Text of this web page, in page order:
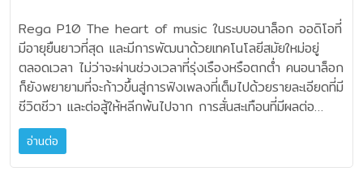
การฟังเลยครับ แต่ Entreq Silver Minimus Tungsten
ไม่ได้ให้ผลความเปลี่ยนแปลงเสียงในทันทีทันใดที่คุณเสียบต่อใช้
งาน แบบเสียบปุ๊บ ผลมาปั๊บแบบนั้นนะครับ คือแม้จะเริ่ม
ฟังออกในช่วง 4-5 เพลงแรก ว่ามันเริ่มมีกลิ่นอาย ความ
สวยงามของชิ้นดนตรี ก็ควรปล่อยให้ช่วงเวลาเบิร์น อย่างใจเย็น
ผ่านไปอย่างน้อย 20 ถึง 30 ชั่วโมง เป็นอย่างต่ำ ที่คุณจะ
ประเมินคุณภาพของการตัด Noise จากระบบกราวด์ อย่างเป็น
รูปธรรม สำหรับผมฟังไปสักช่วง 20 นาที รู้สึกได้เลยว่า
ยิ่งกว่าเคย คุณจะรู้สึกเสมือนชุบชีวิตเครื่องเสียงให้มีชีวิตชีวา
มากกว่าทุกครั้ง และจะประทับใจไม่รู้ลืมจริงๆ ครับ
FURUTECH FLOW-28 NCF รุ่นใหม่ล่าสุดจากทาง
FURUTECH ราคา 42,000.- บาท สนใจสอบถามรายละเอียด
เพิ่มเติมได้ที่ Clef Audio Co., Ltd. Tel: 0-2932-5981
ความสง่างามในชุดเสียงของตนครับ ผมชอบหลักการ
ออกแบบของ Audio Bastion ก็คือ แม้แต่ละชิ้นส่วนซึ่งต้องถูก
นำมาประกอบเข้าด้วยกัน แต่เมื่อประกอบแล้วสามารถยึดโยงเป็น
เนื้อเดียวกันอย่างนิ่งสนิท ไร้การสั่นสะเทือน อันนี้ต้องถือว่าเป็น
สิ่งที่น่าประทับใจมาก MR-1 จะเป็นรุ่นเริ่มต้นด้วยชั้นวางชั้น
เดียว ขนาด 675x545x186 มิลลิเมตร ในขณะที่ชั้นวาง MR-2
แบบสองชั้นทรงสูง จะมีขนาด 675x545x535 มิลลิเมตร ทั้ง
ชุดจะมีตัวรองสไปก์ มาพร้อม ส่วนเพลทหินผลึกควอท
ต้องการนี้ทำให้ระบบปรับปรุงคุณภาพเสียงได้อย่างมีประสิทธิภาพ
และลดการสั่นสะเทือนจากคลื่นแม่เหล็กไฟฟ้าได้อย่างมาก ส่งผล
ให้เสียงที่ได้มีความชัดเจนและเสถียรมากขึ้น มีกลไกการยึด
สายแบบพิเศษเพื่อให้มีหน้าสัมผัสที่แน่นหนาและส่งกำลังได้อย่าง
บริสุทธิ์และเสถียร รวมถึงโครงสร้างของสายที่เป็นเอกลักษณ์
ปลอก PVC ปลอดตะกั่วที่ยืดหยุ่นเป็นพิเศษ 3 ชั้นที่เป็นไป
ตามมาตรฐาน RoHS ***ช่วยแยกการสั่นสะเทือนได้ดีขึ้น
เชิงเดี่ยว Monocrystalline ขนาดเล็กเป็นพิเศษ ผ่านขั้นตอน
การเจียรไน เป็นรูปทรง Fine Line จะมีรูปแบบที่มีพื้นที่สัมผัสแคบ
ที่สุด โดยมีรัศมีเพียง 3µm (ไมครอน) เมื่อมองจากด้านบน และ
30µm ในแนวตั้งเมื่อมองจากด้านหน้า ปลายเข็ม
เพชรโพลีคริสตัลไลน์คุณภาพสูง ที่สร้างขึ้นนี้จะถูกยึดติดกับก้าน
อลูมินั่มกลม คุณสมบัติใหม่นี้ช่วยให้สามารถรับสัญญาณการ
เปลี่ยนแปลงขนาดเล็กสุดในไวนิลได้อย่างแม่นยำในทันที อีกทั้ง
การยึดเกาะร่องจะเหนือกว่าหัวเข็มทั่วๆ ไป เนื่องจาก
พื้นที่สัมผัสเล็กจิ๋วของปลายเข็มเพชร จะส่งผลให้สามารถดึงราย
Rega P10 The heart of music ในระบบอนาล็อก ออดิโอที่
มีอายุยืนยาวที่สุด และมีการพัฒนาด้วยเทคโนโลยีสมัยใหม่อยู่
ตลอดเวลา ไม่ว่าจะผ่านช่วงเวลาที่รุ่งเรืองหรือตกต่ำ คนอนาล็อก
ก็ยังพยายามที่จะก้าวขึ้นสู่การฟังเพลงที่เต็มไปด้วยรายละเอียดที่มี
ชีวิตชีวา และต่อสู้ให้หลีกพ้นไปจาก การสั่นสะเทือนที่มีผลต่อ
คุณภาพเสียง Roy Gandy ยังคงเชื่อว่า โครงสร้างที่แกร่ง
แข็งแรง และอยู่ในรูปทรงที่กะทัดรัด ไม่จำเป็นต้องใหญ่โต
มโหฬาร แบบขี่ช้างจับตั๊กแตน สามารถนำพาคุณภาพเสียงที่
อ่านต่อ